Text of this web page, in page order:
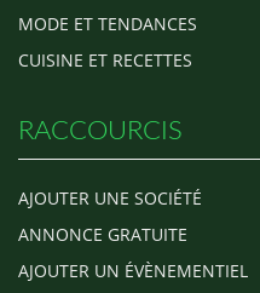
MODE ET TENDANCES
CUISINE ET RECETTES
RACCOURCIS
AJOUTER UNE SOCIÉTÉ
ANNONCE GRATUITE
AJOUTER UN ÉVÈNEMENTIEL